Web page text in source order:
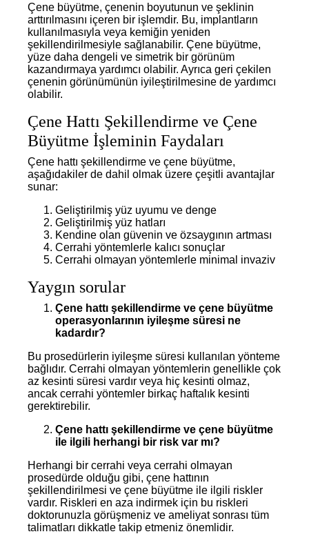
Çene büyütme, çenenin boyutunun ve şeklinin
arttırılmasını içeren bir işlemdir. Bu, implantların
kullanılmasıyla veya kemiğin yeniden
şekillendirilmesiyle sağlanabilir. Çene büyütme,
yüze daha dengeli ve simetrik bir görünüm
kazandırmaya yardımcı olabilir. Ayrıca geri çekilen
çenenin görünümünün iyileştirilmesine de yardımcı
olabilir.
Çene Hattı Şekillendirme ve Çene
Büyütme İşleminin Faydaları
Çene hattı şekillendirme ve çene büyütme,
aşağıdakiler de dahil olmak üzere çeşitli avantajlar
sunar:
Geliştirilmiş yüz uyumu ve denge
Geliştirilmiş yüz hatları
Kendine olan güvenin ve özsaygının artması
Cerrahi yöntemlerle kalıcı sonuçlar
Cerrahi olmayan yöntemlerle minimal invaziv
Yaygın sorular
Çene hattı şekillendirme ve çene büyütme
operasyonlarının iyileşme süresi ne
kadardır?
Bu prosedürlerin iyileşme süresi kullanılan yönteme
bağlıdır. Cerrahi olmayan yöntemlerin genellikle çok
az kesinti süresi vardır veya hiç kesinti olmaz,
ancak cerrahi yöntemler birkaç haftalık kesinti
gerektirebilir.
Çene hattı şekillendirme ve çene büyütme
ile ilgili herhangi bir risk var mı?
Herhangi bir cerrahi veya cerrahi olmayan
prosedürde olduğu gibi, çene hattının
şekillendirilmesi ve çene büyütme ile ilgili riskler
vardır. Riskleri en aza indirmek için bu riskleri
doktorunuzla görüşmeniz ve ameliyat sonrası tüm
talimatları dikkatle takip etmeniz önemlidir.